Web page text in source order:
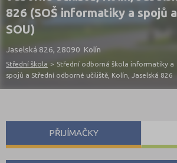
826 (SOŠ informatiky a spojů a
SOU)
Jaselská 826, 28090 Kolín
Střední škola > Střední odborná škola informatiky a
spojů a Střední odborné učiliště, Kolín, Jaselská 826
PŘIJÍMAČKY